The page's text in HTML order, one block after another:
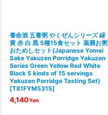
養命酒 五養粥 やくぜんシリーズ 緑
黄 赤 白 黒 5種15食セット 薬膳お粥
おためしセット(Japanese Yomei
Sake Yakuzen Porridge Yakuzen
Series Green Yellow Red White
Black 5 kinds of 15 servings
Yakuzen Porridge Tasting Set)
[T81FYM5315]
4,140Yen